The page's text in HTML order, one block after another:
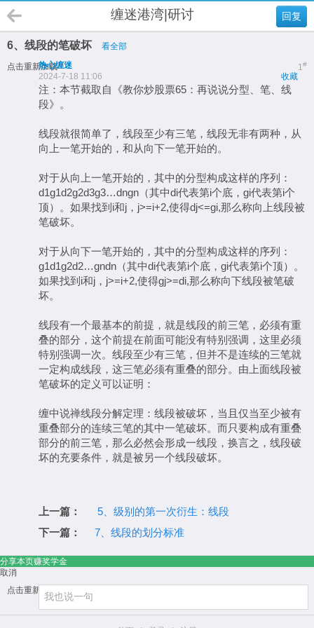
回复
缠迷港湾|研讨
6、线段的笔破坏 看全部
点击重新加载 1#
热心缠迷
收藏
2024-7-18 11:06
注：本节截取自《教你炒股票65：再说说分型、笔、线
段》。
线段就很简单了，线段至少有三笔，线段无非有两种，从
向上一笔开始的，和从向下一笔开始的。
对于从向上一笔开始的，其中的分型构成这样的序列：
d1g1d2g2d3g3…dngn（其中di代表第i个底，gi代表第i个
顶）。如果找到i和j，j>=i+2,使得dj<=gi,那么称向上线段被
笔破坏。
对于从向下一笔开始的，其中的分型构成这样的序列：
g1d1g2d2…gndn（其中di代表第i个底，gi代表第i个顶）。
如果找到i和j，j>=i+2,使得gj>=di,那么称向下线段被笔破
坏。
线段有一个最基本的前提，就是线段的前三笔，必须有重
叠的部分，这个前提在前面可能没有特别强调，这里必须
特别强调一次。线段至少有三笔，但并不是连续的三笔就
一定构成线段，这三笔必须有重叠的部分。由上面线段被
笔破坏的定义可以证明：
缠中说禅线段分解定理：线段被破坏，当且仅当至少被有
重叠部分的连续三笔的其中一笔破坏。而只要构成有重叠
部分的前三笔，那么必然会形成一线段，换言之，线段破
坏的充要条件，就是被另一个线段破坏。
上一篇：
5、级别的第一次衍生：线段
下一篇：
7、线段的划分标准
分享本页赚奖学金
取消
点击重新加载